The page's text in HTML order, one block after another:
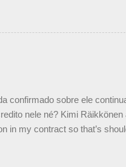
foi taxativo ao declarar que
nós recebemos uma oferta
não podemos ter dois
confirmado sobre ele
nele né? Kimi
in my contract so that’s
estar há tantos anos